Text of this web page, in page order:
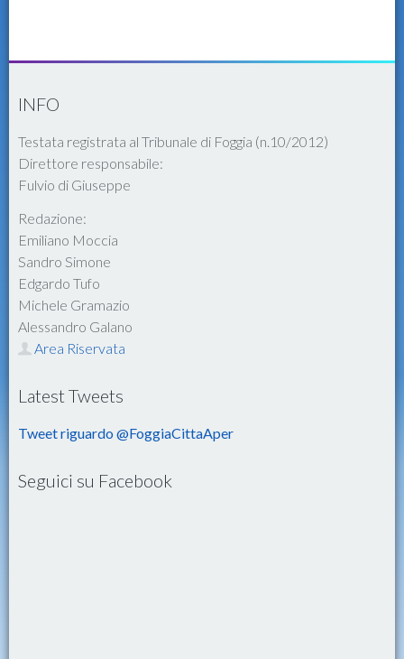
INFO
Testata registrata al Tribunale di Foggia (n.10/2012)
Direttore responsabile:
Fulvio di Giuseppe
Redazione:
Emiliano Moccia
Sandro Simone
Edgardo Tufo
Michele Gramazio
Alessandro Galano
Area Riservata
Latest Tweets
Tweet riguardo @FoggiaCittaAper
Seguici su Facebook